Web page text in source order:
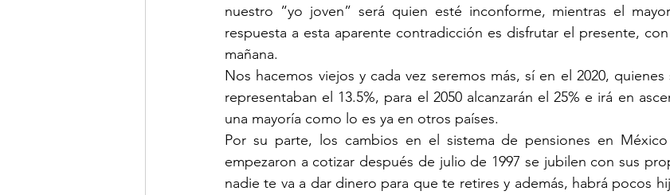
nuestro “yo joven” será quien esté inconforme, mientras el
respuesta a esta aparente contradicción es disfrutar el presente,
mañana.
Nos hacemos viejos y cada vez seremos más, sí en el 2020,
representaban el 13.5%, para el 2050 alcanzarán el 25% e irá en
una mayoría como lo es ya en otros países.
Por su parte, los cambios en el sistema de pensiones en
empezaron a cotizar después de julio de 1997 se jubilen con sus
nadie te va a dar dinero para que te retires y además, habrá pocos